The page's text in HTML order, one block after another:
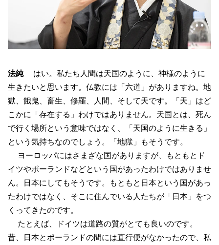
法純はい。私たち人間は天国のように、神様のように
生きたいと思います。仏教には「六道」がありますね。地
獄、餓鬼、畜生、修羅、人間、そして天です。「天」はど
こかに「存在する」わけではありません。天国とは、死ん
で行く場所という意味ではなく、「天国のように生きる」
という気持ちなのでしょう。「地獄」もそうです。
ヨーロッパにはさまざな国がありますが、もともとド
イツやポーランドなどという国があったわけではありませ
ん。日本にしてもそうです。もともと日本という国があっ
たわけではなく、そこに住んでいる人たちが「日本」をつ
くってきたのです。
たとえば、ドイツは道路の質がとても良いのです。
昔、日本とポーランドの間には直行便がなかったので、私